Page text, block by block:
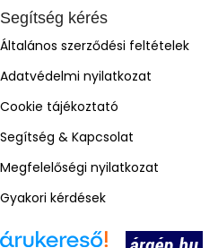
Segítség kérés
Általános szerződési feltételek
Adatvédelmi nyilatkozat
Cookie tájékoztató
Segítség & Kapcsolat
Megfelelőségi nyilatkozat
Gyakori kérdések